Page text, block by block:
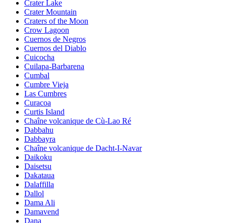
Crater Lake
Crater Mountain
Craters of the Moon
Crow Lagoon
Cuernos de Negros
Cuernos del Diablo
Cuicocha
Cuilapa-Barbarena
Cumbal
Cumbre Vieja
Las Cumbres
Curacoa
Curtis Island
Chaîne volcanique de Cù-Lao Ré
Dabbahu
Dabbayra
Chaîne volcanique de Dacht-I-Navar
Daikoku
Daisetsu
Dakataua
Dalaffilla
Dallol
Dama Ali
Damavend
Dana